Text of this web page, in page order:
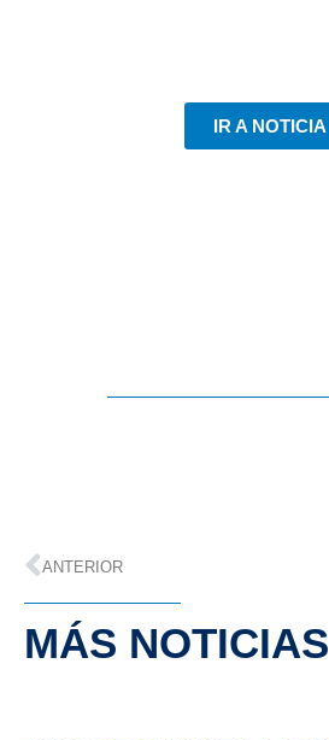
IR A NOTICIA
ANTERIOR
MÁS NOTICIAS